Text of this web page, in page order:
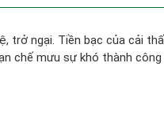
trở ngại. Tiền bạc của cải
chế mưu sự khó thành công